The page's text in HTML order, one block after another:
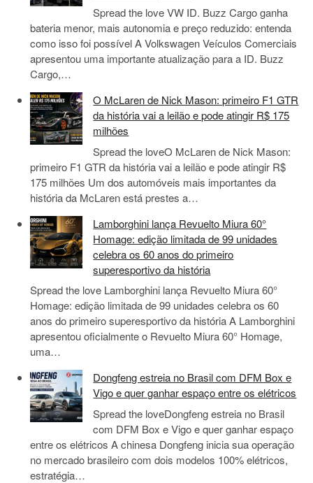
Spread the love VW ID. Buzz Cargo ganha
bateria menor, mais autonomia e preço reduzido: entenda
como isso foi possível A Volkswagen Veículos Comerciais
apresentou uma importante atualização para a ID. Buzz
Cargo,…
O McLaren de Nick Mason: primeiro F1 GTR
da história vai a leilão e pode atingir R$ 175
milhões
Spread the loveO McLaren de Nick Mason:
primeiro F1 GTR da história vai a leilão e pode atingir R$
175 milhões Um dos automóveis mais importantes da
história da McLaren está prestes a…
Lamborghini lança Revuelto Miura 60°
Homage: edição limitada de 99 unidades
celebra os 60 anos do primeiro
superesportivo da história
Spread the love Lamborghini lança Revuelto Miura 60°
Homage: edição limitada de 99 unidades celebra os 60
anos do primeiro superesportivo da história A Lamborghini
apresentou oficialmente o Revuelto Miura 60° Homage,
uma…
Dongfeng estreia no Brasil com DFM Box e
Vigo e quer ganhar espaço entre os elétricos
Spread the loveDongfeng estreia no Brasil
com DFM Box e Vigo e quer ganhar espaço
entre os elétricos A chinesa Dongfeng inicia sua operação
no mercado brasileiro com dois modelos 100% elétricos,
estratégia…